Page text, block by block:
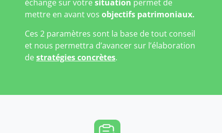
échange sur votresituation permet de
mettre en avant vos objectifs patrimoniaux.
Ces 2 paramètres sont la base de tout conseil
et nous permettra d’avancer sur l’élaboration
destratégies concrètes.